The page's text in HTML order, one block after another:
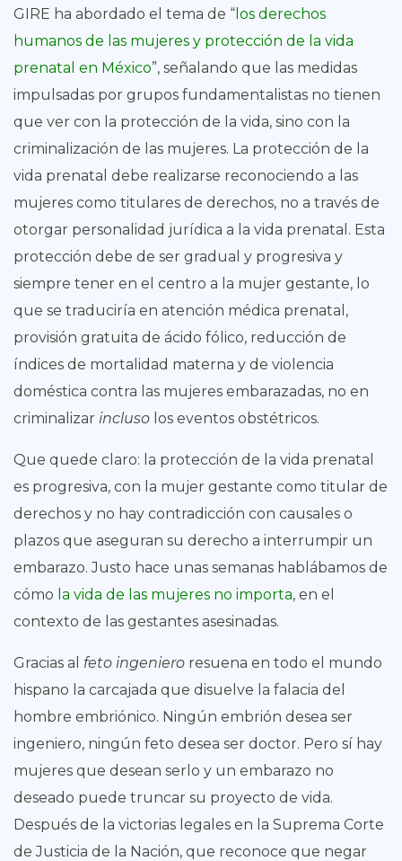
GIRE ha abordado el tema de “ los derechos
humanos de las mujeres y protección de la vida
prenatal en México”, señalando que las medidas
impulsadas por grupos fundamentalistas no tienen
que ver con la protección de la vida, sino con la
criminalización de las mujeres. La protección de la
vida prenatal debe realizarse reconociendo a las
mujeres como titulares de derechos, no a través de
otorgar personalidad jurídica a la vida prenatal. Esta
protección debe de ser gradual y progresiva y
siempre tener en el centro a la mujer gestante, lo
que se traduciría en atención médica prenatal,
provisión gratuita de ácido fólico, reducción de
índices de mortalidad materna y de violencia
doméstica contra las mujeres embarazadas, no en
criminalizar incluso los eventos obstétricos.
Que quede claro: la protección de la vida prenatal
es progresiva, con la mujer gestante como titular de
derechos y no hay contradicción con causales o
plazos que aseguran su derecho a interrumpir un
embarazo. Justo hace unas semanas hablábamos de
cómo la vida de las mujeres no importa, en el
contexto de las gestantes asesinadas.
Gracias al feto ingeniero resuena en todo el mundo
hispano la carcajada que disuelve la falacia del
hombre embriónico. Ningún embrión desea ser
ingeniero, ningún feto desea ser doctor. Pero sí hay
mujeres que desean serlo y un embarazo no
deseado puede truncar su proyecto de vida.
Después de la victorias legales en la Suprema Corte
de Justicia de la Nación, que reconoce que negar